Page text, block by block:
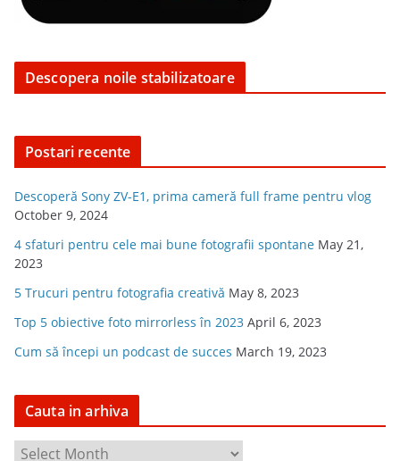
Descopera noile stabilizatoare
Postari recente
Descoperă Sony ZV-E1, prima cameră full frame pentru vlog
October 9, 2024
4 sfaturi pentru cele mai bune fotografii spontane May 21,
2023
5 Trucuri pentru fotografia creativă May 8, 2023
Top 5 obiective foto mirrorless în 2023 April 6, 2023
Cum să începi un podcast de succes March 19, 2023
Cauta in arhiva